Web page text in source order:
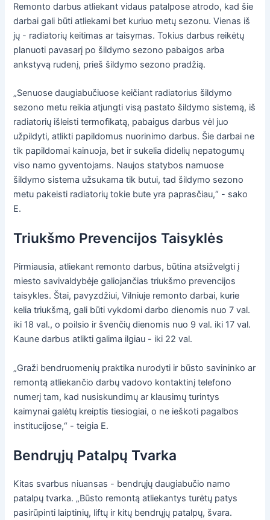
Remonto darbus atliekant vidaus patalpose atrodo, kad šie
darbai gali būti atliekami bet kuriuo metų sezonu. Vienas iš
jų - radiatorių keitimas ar taisymas. Tokius darbus reikėtų
planuoti pavasarį po šildymo sezono pabaigos arba
ankstyvą rudenį, prieš šildymo sezono pradžią.
„Senuose daugiabučiuose keičiant radiatorius šildymo
sezono metu reikia atjungti visą pastato šildymo sistemą, iš
radiatorių išleisti termofikatą, pabaigus darbus vėl juo
užpildyti, atlikti papildomus nuorinimo darbus. Šie darbai ne
tik papildomai kainuoja, bet ir sukelia didelių nepatogumų
viso namo gyventojams. Naujos statybos namuose
šildymo sistema užsukama tik butui, tad šildymo sezono
metu pakeisti radiatorių tokie bute yra paprasčiau,“ - sako
E.
Triukšmo Prevencijos Taisyklės
Pirmiausia, atliekant remonto darbus, būtina atsižvelgti į
miesto savivaldybėje galiojančias triukšmo prevencijos
taisykles. Štai, pavyzdžiui, Vilniuje remonto darbai, kurie
kelia triukšmą, gali būti vykdomi darbo dienomis nuo 7 val.
iki 18 val., o poilsio ir švenčių dienomis nuo 9 val. iki 17 val.
Kaune darbus atlikti galima ilgiau - iki 22 val.
„Graži bendruomenių praktika nurodyti ir būsto savininko ar
remontą atliekančio darbų vadovo kontaktinį telefono
numerį tam, kad nusiskundimų ar klausimų turintys
kaimynai galėtų kreiptis tiesiogiai, o ne ieškoti pagalbos
institucijose,“ - teigia E.
Bendrųjų Patalpų Tvarka
Kitas svarbus niuansas - bendrųjų daugiabučio namo
patalpų tvarka. „Būsto remontą atliekantys turėtų patys
pasirūpinti laiptinių, liftų ir kitų bendrųjų patalpų, švara.